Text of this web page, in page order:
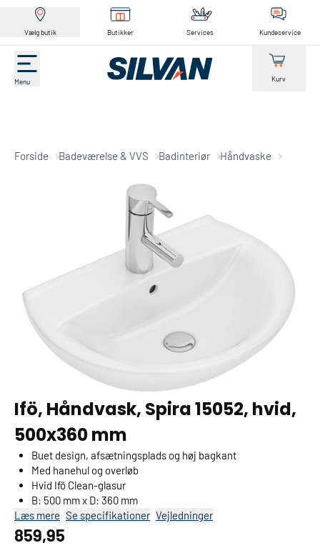
Vælg butik Butikker Services Kundeservice
Menu Kurv
Forside Badeværelse & VVS Badinteriør Håndvaske
Ifö, Håndvask, Spira 15052, hvid,
500x360 mm
Buet design, afsætningsplads og høj bagkant
Med hanehul og overløb
Hvid Ifö Clean-glasur
B: 500 mm x D: 360 mm
<h2>Enkel, hvid og buet Spira-håndvask til badeværelset</
Badeværelse & VVS /Badinteriør /Håndvaske
Læs mere Se specifikationer Vejledninger
859,95